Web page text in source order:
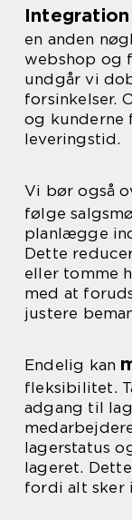
en anden
webshop og
undgår vi
forsinkelser.
og kunderne
leveringstid.
Vi bør også
følge
planlægge
Dette
eller tomme
med at
justere
Endelig kan
fleksibilitet.
adgang til
lagerstatus
lageret.
fordi alt sker